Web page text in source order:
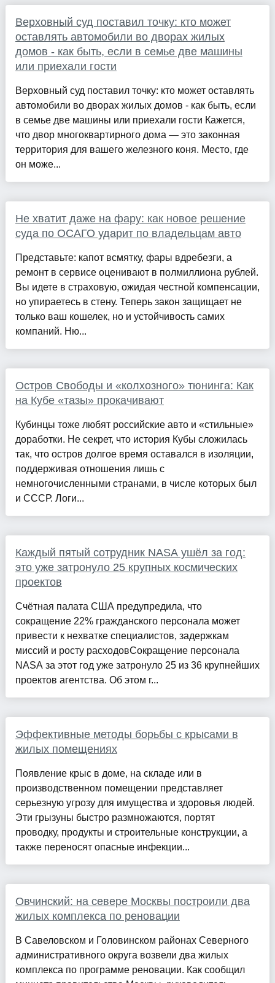
Верховный суд поставил точку: кто может
оставлять автомобили во дворах жилых
домов - как быть, если в семье две машины
или приехали гости
Верховный суд поставил точку: кто может оставлять
автомобили во дворах жилых домов - как быть, если
в семье две машины или приехали гости Кажется,
что двор многоквартирного дома — это законная
территория для вашего железного коня. Место, где
он може...
Не хватит даже на фару: как новое решение
суда по ОСАГО ударит по владельцам авто
Представьте: капот всмятку, фары вдребезги, а
ремонт в сервисе оценивают в полмиллиона рублей.
Вы идете в страховую, ожидая честной компенсации,
но упираетесь в стену. Теперь закон защищает не
только ваш кошелек, но и устойчивость самих
компаний. Ню...
Остров Свободы и «колхозного» тюнинга: Как
на Кубе «тазы» прокачивают
Кубинцы тоже любят российские авто и «стильные»
доработки. Не секрет, что история Кубы сложилась
так, что остров долгое время оставался в изоляции,
поддерживая отношения лишь с
немногочисленными странами, в числе которых был
и СССР. Логи...
Каждый пятый сотрудник NASA ушёл за год:
это уже затронуло 25 крупных космических
проектов
Счётная палата США предупредила, что
сокращение 22% гражданского персонала может
привести к нехватке специалистов, задержкам
миссий и росту расходовСокращение персонала
NASA за этот год уже затронуло 25 из 36 крупнейших
проектов агентства. Об этом г...
Эффективные методы борьбы с крысами в
жилых помещениях
Появление крыс в доме, на складе или в
производственном помещении представляет
серьезную угрозу для имущества и здоровья людей.
Эти грызуны быстро размножаются, портят
проводку, продукты и строительные конструкции, а
также переносят опасные инфекции...
Овчинский: на севере Москвы построили два
жилых комплекса по реновации
В Савеловском и Головинском районах Северного
административного округа возвели два жилых
комплекса по программе реновации. Как сообщил